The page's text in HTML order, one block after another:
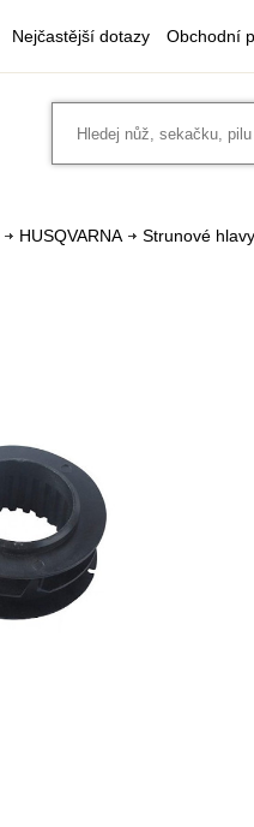
Nejčastější dotazy Obchodní
HUSQVARNA Strunové hlavy